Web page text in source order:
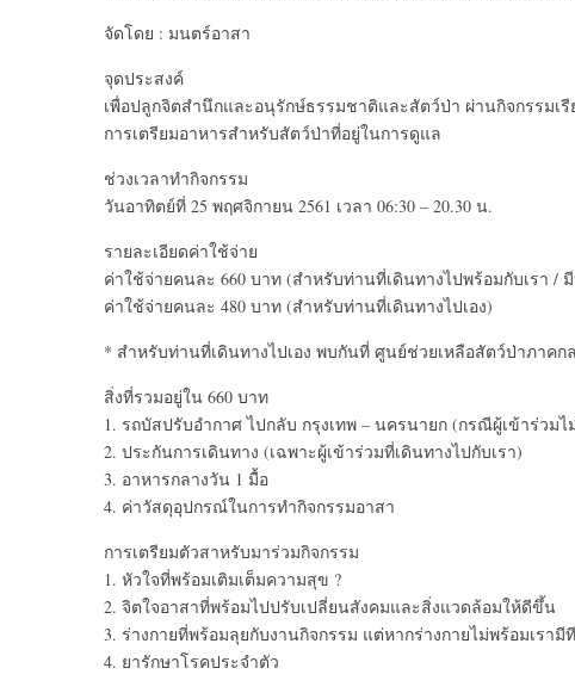
จัดโดย : มนตร์อาสา
จุดประสงค์
เพื่อปลูกจิตสำนึกและอนุรักษ์ธรรมชาติและสัตว์ป่า ผ่านกิจกรรมเ
การเตรียมอาหารสำหรับสัตว์ป่าที่อยู่ในการดูแล
ช่วงเวลาทำกิจกรรม
วันอาทิตย์ที่ 25 พฤศจิกายน 2561 เวลา 06:30 – 20.30 น.
รายละเอียดค่าใช้จ่าย
ค่าใช้จ่ายคนละ 660 บาท (สำหรับท่านที่เดินทางไปพร้อมกับเรา /
ค่าใช้จ่ายคนละ 480 บาท (สำหรับท่านที่เดินทางไปเอง)
* สำหรับท่านที่เดินทางไปเอง พบกันที่ ศูนย์ช่วยเหลือสัตว์ป่าภาค
สิ่งที่รวมอยู่ใน 660 บาท
1. รถบัสปรับอำกาศ ไปกลับ กรุงเทพ – นครนายก (กรณีผู้เข้าร่วม
2. ประกันการเดินทาง (เฉพาะผู้เข้าร่วมที่เดินทางไปกับเรา)
3. อาหารกลางวัน 1 มื้อ
4. ค่าวัสดุอุปกรณ์ในการทำกิจกรรมอาสา
การเตรียมตัวสาหรับมาร่วมกิจกรรม
1. หัวใจที่พร้อมเติมเต็มความสุข ?
2. จิตใจอาสาที่พร้อมไปปรับเปลี่ยนสังคมและสิ่งแวดล้อมให้ดีขึ้น
3. ร่างกายที่พร้อมลุยกับงานกิจกรรม แต่หากร่างกายไม่พร้อมเรา
4. ยารักษาโรคประจำตัว